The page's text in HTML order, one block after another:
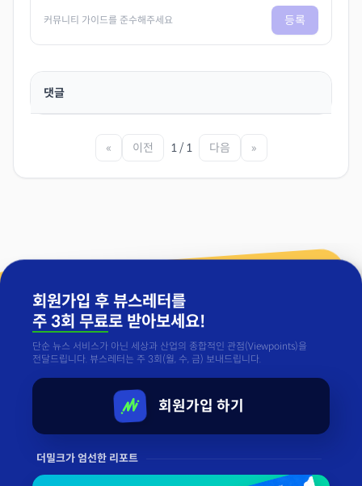
커뮤니티 가이드를 준수해주세요 등록
댓글
« 이전 1 / 1 다음 »
회원가입 후 뷰스레터를
주 3회 무료로 받아보세요!
단순 뉴스 서비스가 아닌 세상과 산업의 종합적인 관점(Viewpoints)을
전달드립니다. 뷰스레터는 주 3회(월, 수, 금) 보내드립니다.
회원가입 하기
더밀크가 엄선한 리포트